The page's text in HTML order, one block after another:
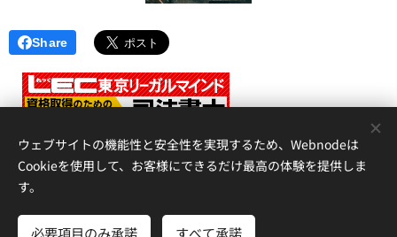
Share
アイリス国際司法書士・行政書士事務所、 香川県高松市錦町２丁
目１３番７号 松岡ビル２Ｆ 、087-873-2653
ウェブサイトの機能性と安全性を実現するため、Webnodeは
Cookieを使用して、お客様にできるだけ最高の体験を提供しま
す。
必要項目のみ承諾 すべて承諾